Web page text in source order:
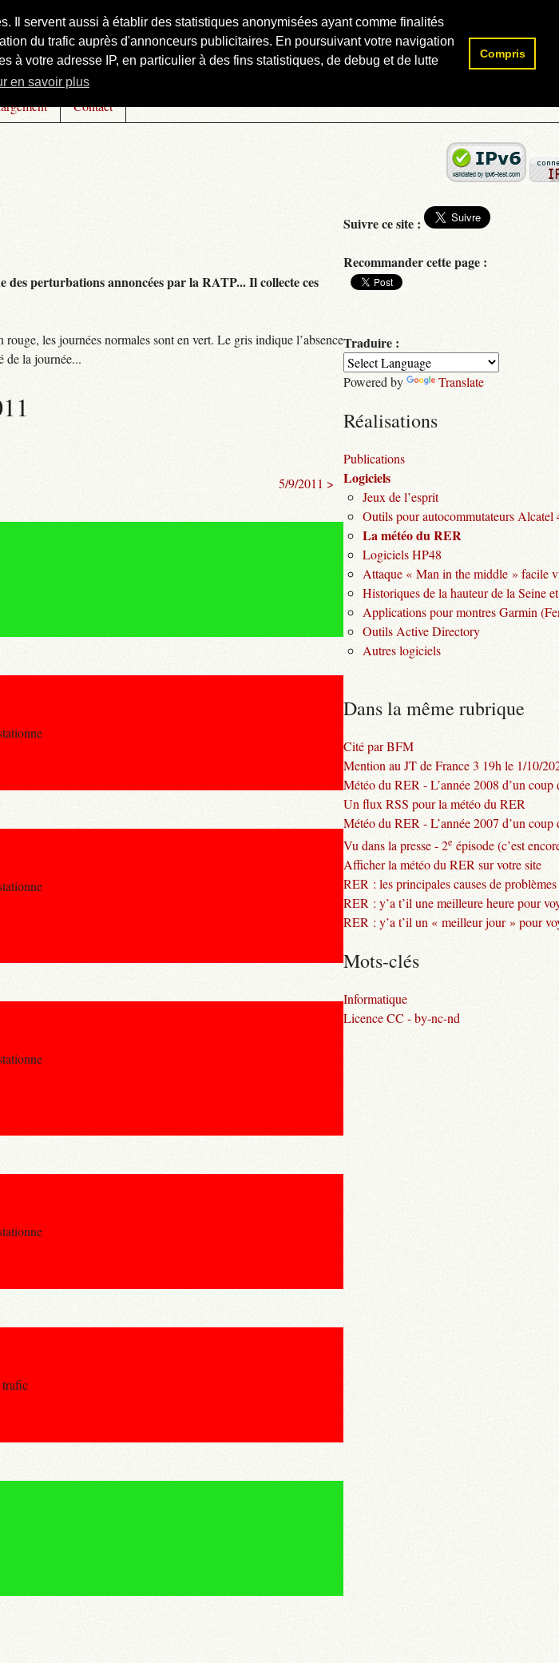
Il servent aussi à établir des statistiques anonymisées ayant comme finalités
du trafic auprès d'annonceurs publicitaires. En poursuivant votre navigation
à votre adresse IP, en particulier à des fins statistiques, de debug et de lutte
en savoir plus
Compris
Contact
perturbations annoncées par la RATP... Il collecte ces
les journées normales sont en vert. Le gris indique l’absence
de la journée...
5/9/2011 >
trafic
Rechercher :
Suivre ce site :
Recommander cette page :
Traduire :
Powered by Translate
Réalisations
Publications
Logiciels
Jeux de l’esprit
Outils pour autocommutateurs Alcatel
La météo du RER
Logiciels HP48
Attaque « Man in the middle » facile
Historiques de la hauteur de la Seine
Applications pour montres Garmin
Outils Active Directory
Autres logiciels
Dans la même rubrique
Cité par BFM
Mention au JT de France 3 19h le 1/10/
Météo du RER - L’année 2008 d’un coup
Un flux RSS pour la météo du RER
Météo du RER - L’année 2007 d’un coup
Vu dans la presse - 2e épisode (c’est
Afficher la météo du RER sur votre site
RER : les principales causes de problèmes
RER : y’a t’il une meilleure heure pour
RER : y’a t’il un « meilleur jour » pour
Mots-clés
Informatique
Licence CC - by-nc-nd